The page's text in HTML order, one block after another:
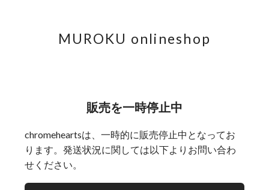
MUROKU onlineshop
販売を一時停止中
chromeheartsは、一時的に販売停止中となってお
ります。発送状況に関しては以下よりお問い合わ
せください。